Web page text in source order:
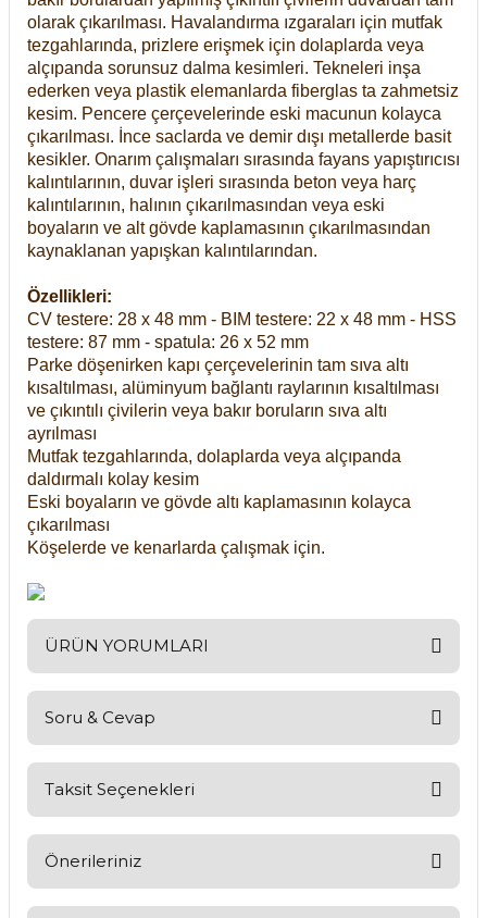
olarak çıkarılması. Havalandırma ızgaraları için mutfak
tezgahlarında, prizlere erişmek için dolaplarda veya
alçıpanda sorunsuz dalma kesimleri. Tekneleri inşa
ederken veya plastik elemanlarda fiberglas ta zahmetsiz
kesim. Pencere çerçevelerinde eski macunun kolayca
çıkarılması. İnce saclarda ve demir dışı metallerde basit
kesikler. Onarım çalışmaları sırasında fayans yapıştırıcısı
kalıntılarının, duvar işleri sırasında beton veya harç
kalıntılarının, halının çıkarılmasından veya eski
boyaların ve alt gövde kaplamasının çıkarılmasından
kaynaklanan yapışkan kalıntılarından.
Özellikleri:
CV testere: 28 x 48 mm - BIM testere: 22 x 48 mm - HSS
testere: 87 mm - spatula: 26 x 52 mm
Parke döşenirken kapı çerçevelerinin tam sıva altı
kısaltılması, alüminyum bağlantı raylarının kısaltılması
ve çıkıntılı çivilerin veya bakır boruların sıva altı
ayrılması
Mutfak tezgahlarında, dolaplarda veya alçıpanda
daldırmalı kolay kesim
Eski boyaların ve gövde altı kaplamasının kolayca
çıkarılması
Köşelerde ve kenarlarda çalışmak için.
ÜRÜN YORUMLARI
Bu ürüne ilk yorumu siz yapın!
Soru & Cevap
Ürün hakkında henüz soru sorulmamış.
Taksit Seçenekleri
Önerileriniz